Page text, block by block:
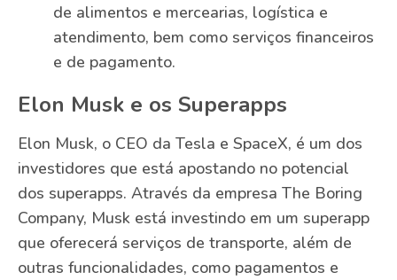
de alimentos e mercearias, logística e
atendimento, bem como serviços financeiros
e de pagamento.
Elon Musk e os Superapps
Elon Musk, o CEO da Tesla e SpaceX, é um dos
investidores que está apostando no potencial
dos superapps. Através da empresa The Boring
Company, Musk está investindo em um superapp
que oferecerá serviços de transporte, além de
outras funcionalidades, como pagamentos e